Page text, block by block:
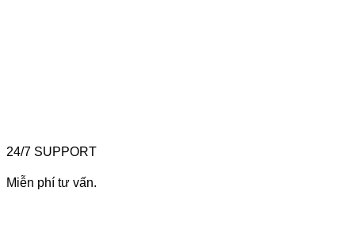
24/7 SUPPORT
Miễn phí tư vấn.